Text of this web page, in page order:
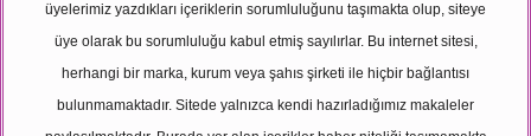
üyelerimiz yazdıkları içeriklerin sorumluluğunu taşımakta olup, siteye
üye olarak bu sorumluluğu kabul etmiş sayılırlar. Bu internet sitesi,
herhangi bir marka, kurum veya şahıs şirketi ile hiçbir bağlantısı
bulunmamaktadır. Sitede yalnızca kendi hazırladığımız makaleler